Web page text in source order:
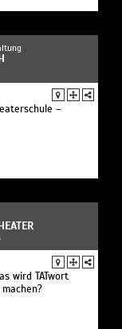
–
wird TATwort